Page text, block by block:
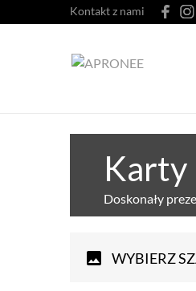
Kontakt z nami
Karty
Doskonały
WYBIERZ